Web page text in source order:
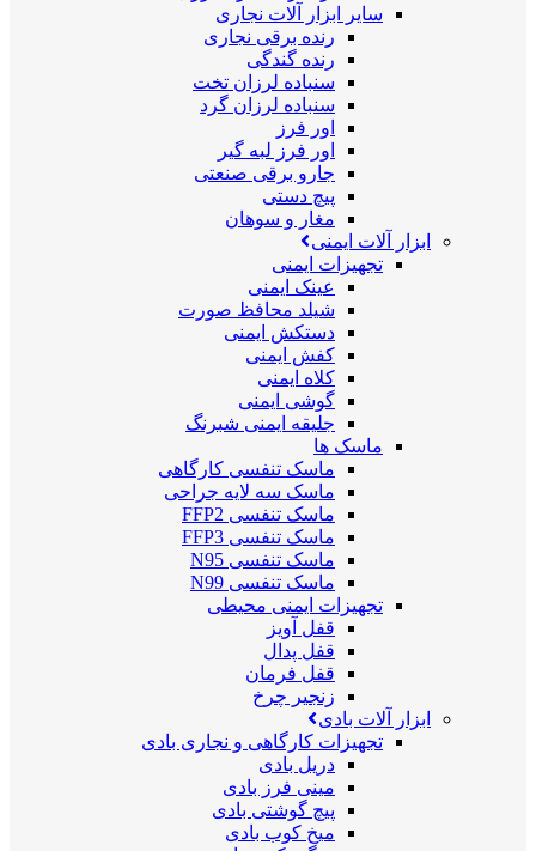
سایر ابزار آلات نجاری
رنده برقی نجاری
رنده گندگی
سنباده لرزان تخت
سنباده لرزان گرد
اور فرز
اور فرز لبه گیر
جارو برقی صنعتی
پیچ دستی
مغار و سوهان
ابزار آلات ایمنی
تجهیزات ایمنی
عینک ایمنی
شیلد محافظ صورت
دستکش ایمنی
کفش ایمنی
کلاه ایمنی
گوشی ایمنی
جلیقه ایمنی شبرنگ
ماسک ها
ماسک تنفسی کارگاهی
ماسک سه لایه جراحی
ماسک تنفسی FFP2
ماسک تنفسی FFP3
ماسک تنفسی N95
ماسک تنفسی N99
تجهیزات ایمنی محیطی
قفل آویز
قفل پدال
قفل فرمان
زنجیر چرخ
ابزار آلات بادی
تجهیزات کارگاهی و نجاری بادی
دریل بادی
مینی فرز بادی
پیچ گوشتی بادی
میخ کوب بادی